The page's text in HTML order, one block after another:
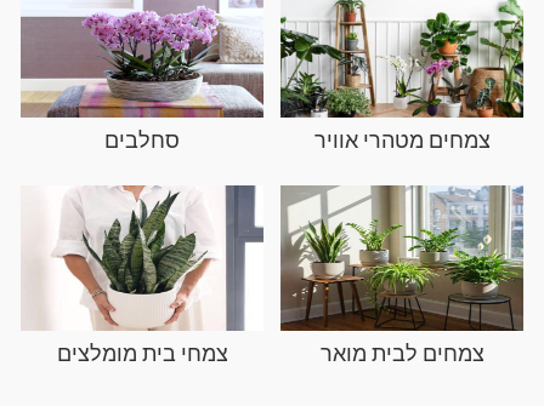
צמחים מטהרי אוויר סחלבים
צמחים לבית מואר צמחי בית מומלצים